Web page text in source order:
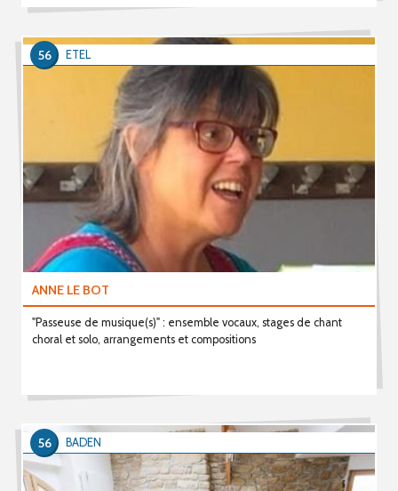
ANNE LE BOT
"Passeuse de musique(s)" : ensemble vocaux, stages de chant
choral et solo, arrangements et compositions
ETEL
56
BADEN
56